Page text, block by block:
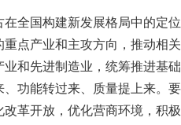
全国构建新发展格局中的定
点产业和主攻方向，推动相
和先进制造业，统筹推进基
功能转过来、质量提上来。
革开放，优化营商环境，积